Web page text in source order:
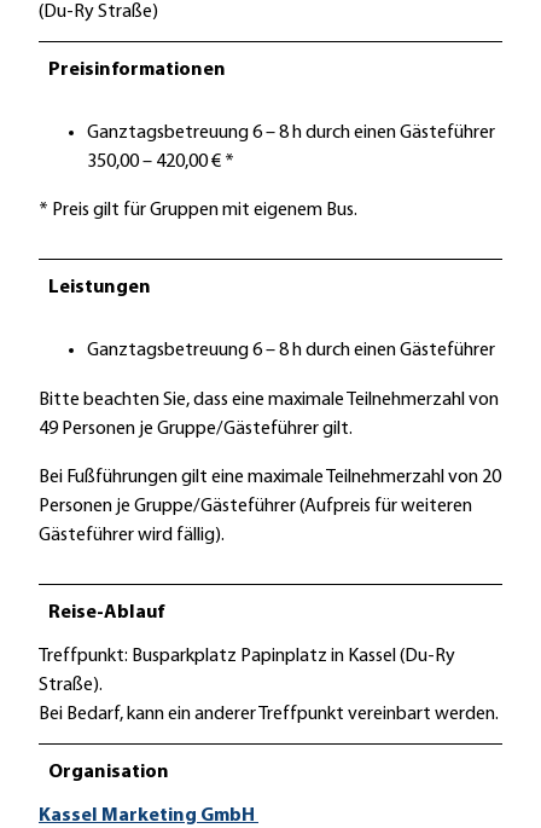
(Du-Ry Straße)
Preisinformationen
Ganztagsbetreuung 6 – 8 h durch einen Gästeführer
350,00 – 420,00 € *
* Preis gilt für Gruppen mit eigenem Bus.
Leistungen
Ganztagsbetreuung 6 – 8 h durch einen Gästeführer
Bitte beachten Sie, dass eine maximale Teilnehmerzahl von
49 Personen je Gruppe/Gästeführer gilt.
Bei Fußführungen gilt eine maximale Teilnehmerzahl von 20
Personen je Gruppe/Gästeführer (Aufpreis für weiteren
Gästeführer wird fällig).
Reise-Ablauf
Treffpunkt: Busparkplatz Papinplatz in Kassel (Du-Ry
Straße).
Bei Bedarf, kann ein anderer Treffpunkt vereinbart werden.
Organisation
Kassel Marketing GmbH